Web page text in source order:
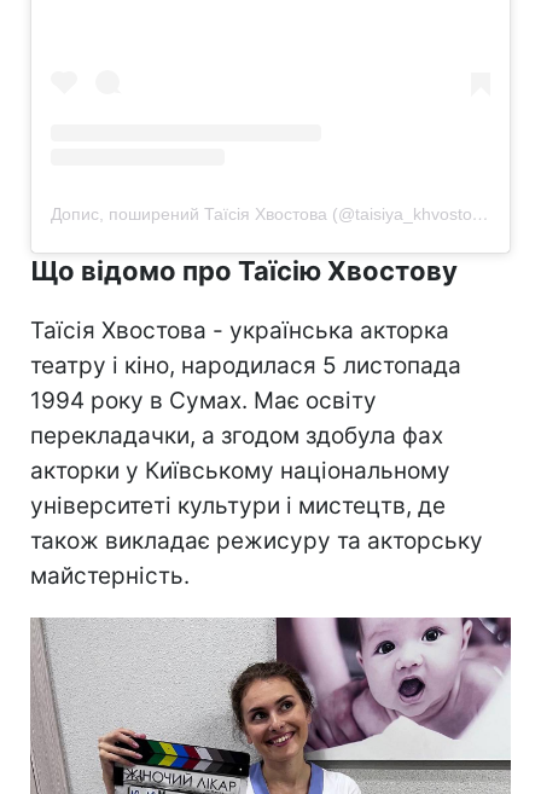
Допис, поширений Таїсія Хвостова (@taisiya_khvostova)
Що відомо про Таїсію Хвостову
Таїсія Хвостова - українська акторка
театру і кіно, народилася 5 листопада
1994 року в Сумах. Має освіту
перекладачки, а згодом здобула фах
акторки у Київському національному
університеті культури і мистецтв, де
також викладає режисуру та акторську
майстерність.